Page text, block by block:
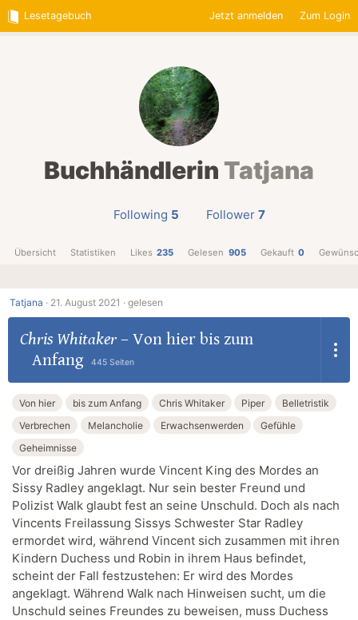
Lesetagebuch Jetzt anmelden Zum Login
Buchhändlerin Tatjana
Following 5 Follower 7
Übersicht Statistiken Likes 235 Gelesen 905 Gekauft 0
Tatjana · 21. August 2021 · gelesen
Chris Whitaker– Von hier bis zum
Anfang
445 Seiten
Von hier bis zum Anfang Chris Whitaker Piper
Belletristik
Verbrechen
Melancholie Erwachsenwerden
Gefühle
Geheimnisse
Vor dreißig Jahren wurde Vincent King des Mordes an
Sissy Radley angeklagt. Nur sein bester Freund und
Polizist Walk glaubt fest an seine Unschuld. Doch als nach
Vincents Freilassung Sissys Schwester Star Radley
ermordet wird, während Vincent sich zusammen mit ihren
Kindern Duchess und Robin in ihrem Haus befindet,
scheint der Fall festzustehen: Er wird des Mordes
angeklagt. Während Walk nach Hinweisen sucht, um die
Unschuld seines Freundes zu beweisen, muss Duchess